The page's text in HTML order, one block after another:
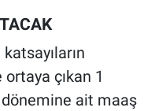
çıkan 1
ait maaş